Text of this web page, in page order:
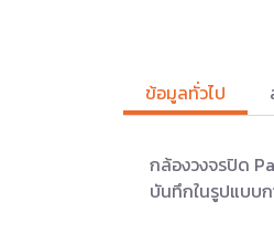
ข้อมูลทั่วไป
กล้องวงจรปิด
บันทึกในรูปแบบ